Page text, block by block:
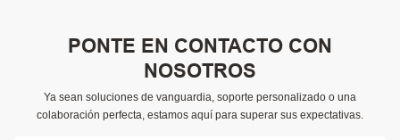
PONTE EN CONTACTO CON
NOSOTROS
Ya sean soluciones de vanguardia, soporte personalizado o una
colaboración perfecta, estamos aquí para superar sus expectativas.